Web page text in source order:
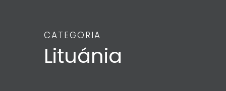
CATEGORIA
Lituánia